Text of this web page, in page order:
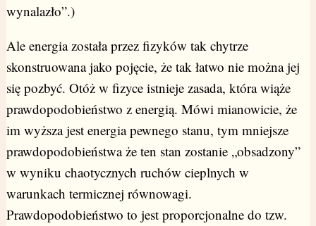
wynalazło”.)
Ale energia została przez fizyków tak chytrze
skonstruowana jako pojęcie, że tak łatwo nie można jej
się pozbyć. Otóż w fizyce istnieje zasada, która wiąże
prawdopodobieństwo z energią. Mówi mianowicie, że
im wyższa jest energia pewnego stanu, tym mniejsze
prawdopodobieństwa że ten stan zostanie „obsadzony”
w wyniku chaotycznych ruchów cieplnych w
warunkach termicznej równowagi.
Prawdopodobieństwo to jest proporcjonalne do tzw.